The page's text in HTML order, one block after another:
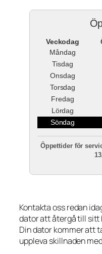
Veckodag
Måndag
Tisdag
Onsdag
Torsdag
Fredag
Lördag
Söndag
Öppettider för
Kontakta oss redan
dator att återgå till sitt
Din dator kommer att
uppleva skillnaden